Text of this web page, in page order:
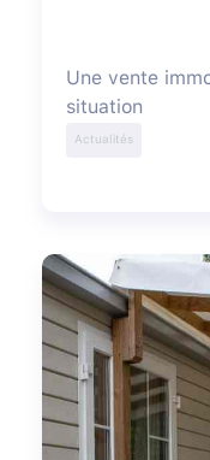
Une vente
situation
Actualités